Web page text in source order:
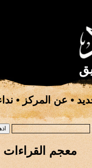
•عن المركز•
معجم القراءات